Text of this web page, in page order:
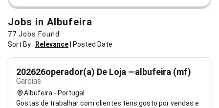
Jobs in Albufeira
77 Jobs Found
Sort By : Relevance Posted Date
202626operador(a) De Loja —albufeira (mf)
Garcias
Albufeira - Portugal
Gostas de trabalhar com clientes tens gosto por vendas e